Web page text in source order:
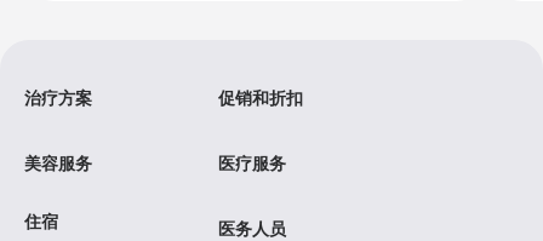
治疗方案 促销和折扣
美容服务 医疗服务
住宿 医务人员